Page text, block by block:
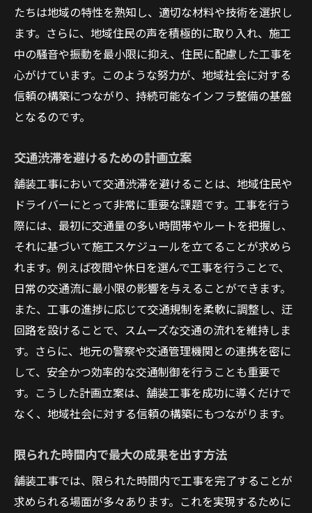
業界内での技術交流と学び
現場での課題解決のプロセス
施工後のフォローアップと改善策
舗装工事で活かされる最新技術の実態
ドローン技術の導入と効果
高精度の測量技術で施工精度を向上
持続可能な素材の活用
施工管理におけるデジタル化の進展
環境負荷を低減する新技術
スマート技術による現場効率化
プロが明かす舗装工事の成功の鍵
成功へ導くプロジェクトマネジメント
現場作業の効率化と無駄の削減
コミュニケーションの重要性
プロジェクトのスムーズな進行を支える技
術
品質管理の徹底と安全対策
顧客満足度向上につながる工夫
異常気象による施工遅延リスクの緩和
耐候性を高める素材選びの重要性
施工スケジュールの柔軟な変更対応
たちは地域の特性を熟知し、適切な材料や技術を選択し
ます。さらに、地域住民の声を積極的に取り入れ、施工
中の騒音や振動を最小限に抑え、住民に配慮した工事を
心がけています。このような努力が、地域社会に対する
信頼の構築につながり、持続可能なインフラ整備の基盤
となるのです。
交通渋滞を避けるための計画立案
舗装工事において交通渋滞を避けることは、地域住民や
ドライバーにとって非常に重要な課題です。工事を行う
際には、最初に交通量の多い時間帯やルートを把握し、
それに基づいて施工スケジュールを立てることが求めら
れます。例えば夜間や休日を選んで工事を行うことで、
日常の交通流に最小限の影響を与えることができます。
また、工事の進捗に応じて交通規制を柔軟に調整し、迂
回路を設けることで、スムーズな交通の流れを維持しま
す。さらに、地元の警察や交通管理機関との連携を密に
して、安全かつ効率的な交通制御を行うことも重要で
す。こうした計画立案は、舗装工事を成功に導くだけで
なく、地域社会に対する信頼の構築にもつながります。
限られた時間内で最大の成果を出す方法
舗装工事では、限られた時間内で工事を完了することが
求められる場面が多々あります。これを実現するために